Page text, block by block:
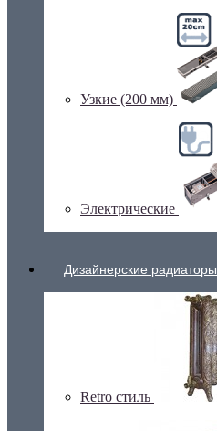
Узкие (200 мм)
Электрические
Дизайнерские радиаторы
Retro стиль